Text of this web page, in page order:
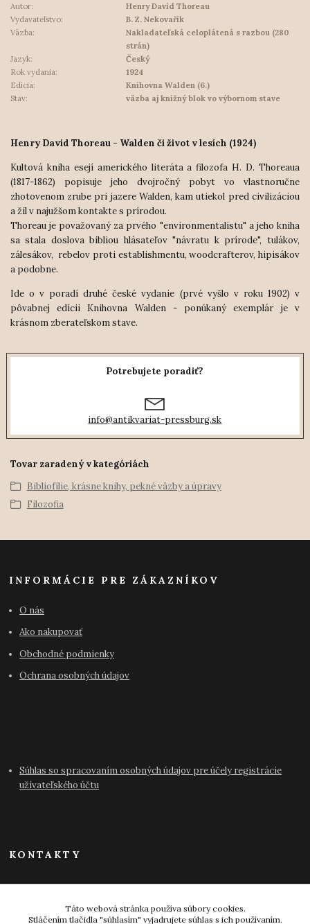
Autor:
Henry David Thoreau
Vydavateľstvo:
B. Z. Nekovařík
Väzba:
Nakladateľská celoplátená s razbou (280
strán)
Jazyk:
Český
Rok vydania:
1924
Edícia:
Knihovna Walden (6.)
Stav:
väzba aj knižný blok vo výbornom stave
Henry David Thoreau - Walden či život v lesích (1924)
Kultová kniha esejí amerického literáta a filozofa H. D. Thoreaua
(1817-1862) popisuje jeho dvojročný pobyt vo vlastnoručne
zhotovenom zrube pri jazere Walden, kam utiekol pred civilizáciou
a žil v najužšom kontakte s prírodou.
Thoreau je považovaný za prvého "environmentalistu" a jeho kniha
sa stala doslova bibliou hlásateľov "návratu k prírode", tulákov,
zálesákov, rebelov proti establishmentu, woodcrafterov, hipisákov
a podobne.
Ide o v poradí druhé české vydanie (prvé vyšlo v roku 1902) v
pôvabnej edícii Knihovna Walden - ponúkaný exemplár je v
krásnom zberateľskom stave.
Potrebujete poradiť?
info@antikvariat-pressburg.sk
Tovar zaradený v kategóriách
Bibliofílie, krásne knihy, pekné väzby a úpravy
Filozofia
INFORMÁCIE PRE ZÁKAZNÍKOV
O nás
Ako nakupovať
Obchodné podmienky
Ochrana osobných údajov
Súhlas so spracovaním osobných údajov pre účely registrácie
užívateľského účtu
KONTAKTY
Táto webová stránka používa súbory cookies.
Stláčením tlačidla "súhlasím" vyjadrujete súhlas s ich používaním.